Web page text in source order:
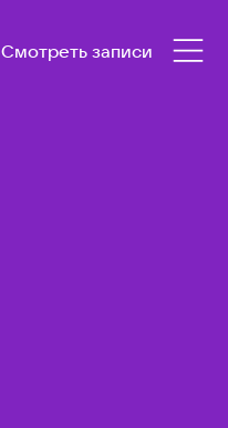
Смотреть записи